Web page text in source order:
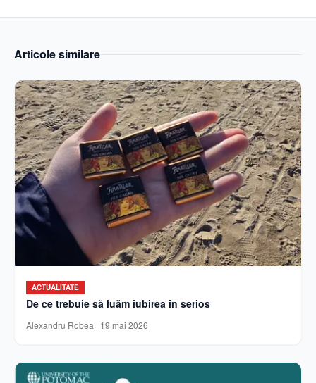
Articole similare
ACTUALITATE
De ce trebuie să luăm iubirea în serios
Alexandru Robea · 19 mai 2026